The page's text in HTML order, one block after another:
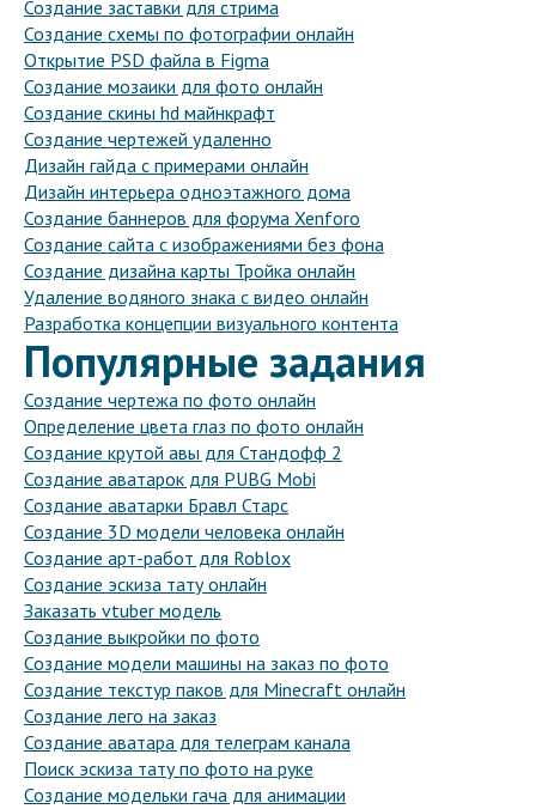
Создание заставки для стрима
Создание схемы по фотографии онлайн
Открытие PSD файла в Figma
Создание мозаики для фото онлайн
Создание скины hd майнкрафт
Создание чертежей удаленно
Дизайн гайда с примерами онлайн
Дизайн интерьера одноэтажного дома
Создание баннеров для форума Xenforo
Создание сайта с изображениями без фона
Создание дизайна карты Тройка онлайн
Удаление водяного знака с видео онлайн
Разработка концепции визуального контента
Популярные задания
Создание чертежа по фото онлайн
Определение цвета глаз по фото онлайн
Создание крутой авы для Стандофф 2
Создание аватарок для PUBG Mobi
Создание аватарки Бравл Старс
Создание 3D модели человека онлайн
Создание арт-работ для Roblox
Создание эскиза тату онлайн
Заказать vtuber модель
Создание выкройки по фото
Создание модели машины на заказ по фото
Создание текстур паков для Minecraft онлайн
Создание лего на заказ
Создание аватара для телеграм канала
Поиск эскиза тату по фото на руке
Создание модельки гача для анимации